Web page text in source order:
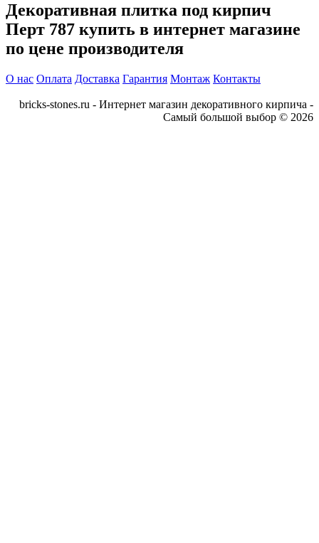
Декоративная плитка под кирпич
Перт 787 купить в интернет магазине
по цене производителя
О нас Оплата Доставка Гарантия Монтаж Контакты
bricks-stones.ru - Интернет магазин декоративного кирпича -
Самый большой выбор © 2026